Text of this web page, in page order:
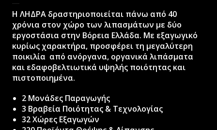
H ΛΗΔΡΑ δραστηριοποιείται πάνω από 40
χρόνια στον χώρο των λιπασμάτων με δύο
εργοστάσια στην Βόρεια Ελλάδα. Με εξαγωγικό
κυρίως χαρακτήρα, προσφέρει τη μεγαλύτερη
ποικιλία από ανόργανα, οργανικά λιπάσματα
και εδαφοβελτιωτικά υψηλής ποιότητας και
πιστοποιημένα.
2 Μονάδες Παραγωγής
3 Βραβεία Ποιότητας & Τεχνολογίας
32 Χώρες Εξαγωγών